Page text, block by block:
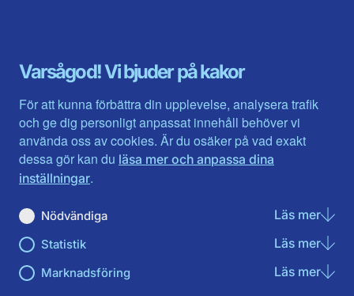
Varsågod! Vi bjuder på kakor
För att kunna förbättra din upplevelse, analysera trafik
och ge dig personligt anpassat innehåll behöver vi
använda oss av cookies. Är du osäker på vad exakt
dessa gör kan du läsa mer och anpassa dina
inställningar.
Nödvändiga Läs merom
Statistik Läs merom
Marknadsföring Läs merom
Gävleborg
Halland
Jämtlands län
Jönköpings län
Kalmar län
Kronobergs län
Norrbotten
Skåne län
Värmlands län
Västerbotten
Västra Götaland
Västernorrland
Västmanland
Örebro län
Östergötland
Du hittar oss här på sociala medier
Facebook
Instagram